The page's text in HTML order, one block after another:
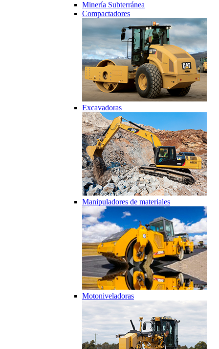
Minería Subterránea
Compactadores
Excavadoras
Manipuladores de materiales
Motoniveladoras